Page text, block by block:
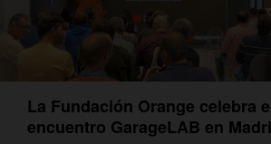
La Fundación Orange celebra
encuentro GarageLAB en